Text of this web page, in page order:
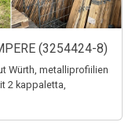
(3254424-8)
Würth, metalliprofiilien
2 kappaletta,